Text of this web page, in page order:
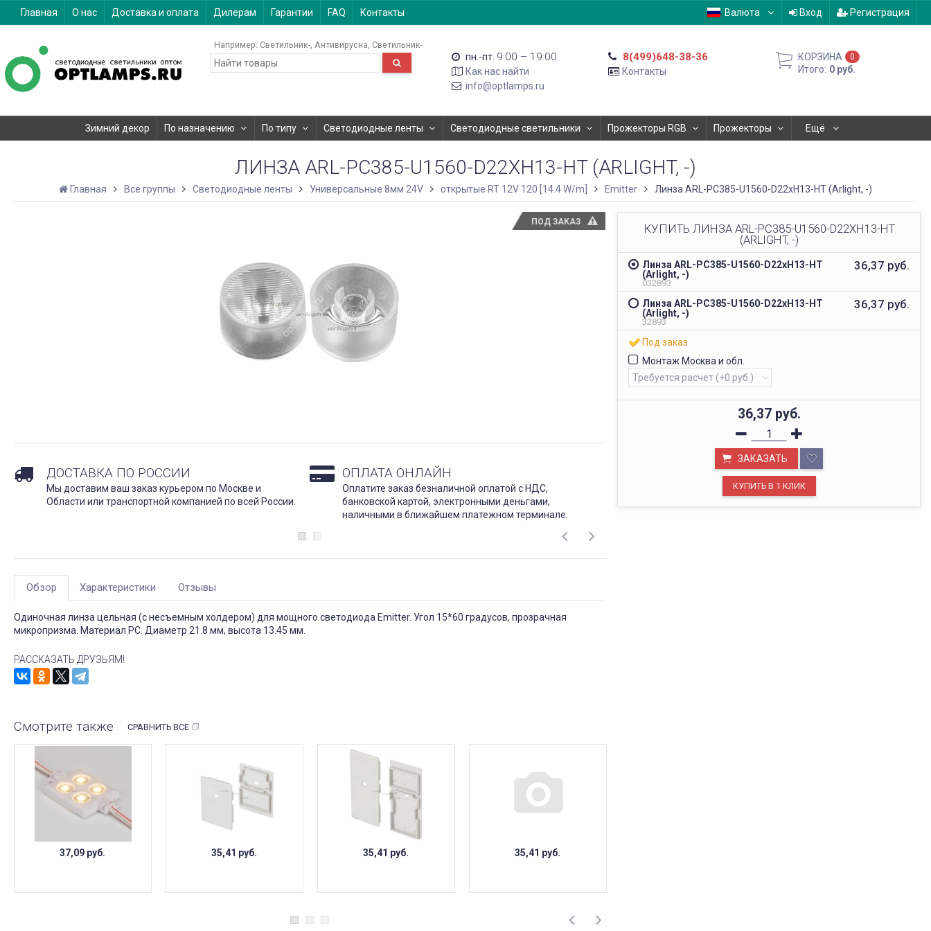
Главная О нас Доставка и оплата Дилерам Гарантии FAQ Контакты Валюта Вход Регистрация
Например: Светильник- Антивирусна Светильник-
пн.-пт. 9:00 – 19:00
Как нас найти
info@optlamps.ru
8(499)648-38-36
Контакты
КОРЗИНА 0
Итого: 0 руб.
Зимний декор По назначению По типу Светодиодные ленты Светодиодные светильники Прожекторы RGB Прожекторы Ещё
ЛИНЗА ARL-PC385-U1560-D22XH13-HT (ARLIGHT, -)
Главная Все группы Светодиодные ленты Универсальные 8мм 24V открытые RT 12V 120 [14.4 W/m] Emitter Линза ARL-PC385-U1560-D22xH13-HT (Arlight, -)
ПОД ЗАКАЗ
КУПИТЬ ЛИНЗА ARL-PC385-U1560-D22XH13-HT
(ARLIGHT, -)
Линза ARL-PC385-U1560-D22xH13-HT
(Arlight, -)
032893
36,37 руб.
Линза ARL-PC385-U1560-D22xH13-HT
(Arlight, -)
32893
36,37 руб.
Под заказ
Монтаж Москва и обл.
36,37 руб.
ЗАКАЗАТЬ
ДОСТАВКА ПО РОССИИ
Мы доставим ваш заказ курьером по Москве и
Области или транспортной компанией по всей России.
ОПЛАТА ОНЛАЙН
Оплатите заказ безналичной оплатой с НДС,
банковской картой, электронными деньгами,
наличными в ближайшем платежном терминале.
ОФИС В МОСКВЕ
Будем рады видеть вас в нашем офисе по адресу г.
Обзор Характеристики Отзывы
Одиночная линза цельная (с несъемным холдером) для мощного светодиода Emitter. Угол 15*60 градусов, прозрачная
микропризма. Материал PC. Диаметр 21.8 мм, высота 13.45 мм.
РАССКАЗАТЬ ДРУЗЬЯМ!
Смотрите также СРАВНИТЬ ВСЕ
37,09 руб. 35,41 руб. 35,41 руб. 35,41 руб.